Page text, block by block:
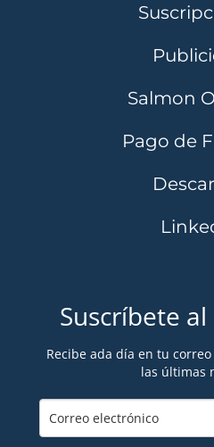
Salmon
Pago de
Suscríbete
Recibe ada día en tu
las últimas